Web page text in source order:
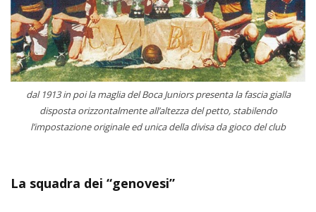
dal 1913 in poi la maglia del Boca Juniors presenta la fascia gialla
disposta orizzontalmente all’altezza del petto, stabilendo
l’impostazione originale ed unica della divisa da gioco del club
La squadra dei “genovesi”